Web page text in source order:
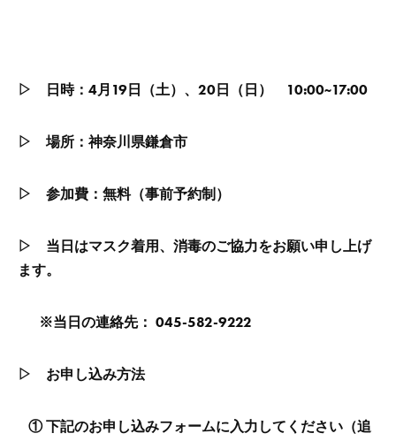
▷ 日時：4月19日（土）、20日（日） 10:00~17:00
▷ 場所：神奈川県鎌倉市
▷ 参加費：無料（事前予約制）
▷ 当日はマスク着用、消毒のご協力をお願い申し上げ
ます。
※当日の連絡先： 045-582-9222
▷ お申し込み方法
① 下記のお申し込みフォームに入力してください（追